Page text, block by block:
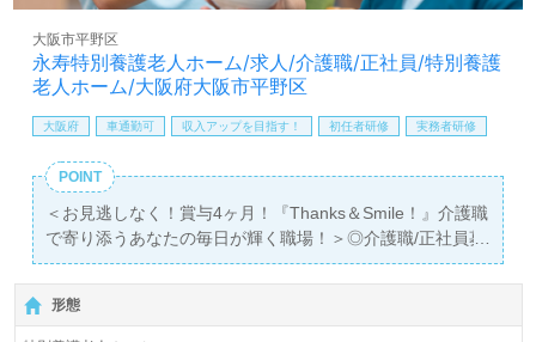
料サービスをご利用いただけます。＜非公開求人も取扱い
あり！＞"転職支援"のプロと一緒に転職活動！お問い合わ
せお待ちしております。
永寿特別養護老人ホーム/求人/介護職/正社員/特別養護
老人ホーム/大阪府大阪市平野区
大阪市平野区
大阪府 車通勤可 収入アップを目指す！ 初任者研修 実務者研修
POINT
＜お見逃しなく！賞与4ヶ月！『Thanks＆Smile！』介護職
で寄り添うあなたの毎日が輝く職場！＞◎介護職/正社員募
集◎
【月給286,000円～313,000円】＊初任者研修以上有資格者
向け求人＊『喜連瓜破駅』徒歩7分。お車通勤可能です。
形態